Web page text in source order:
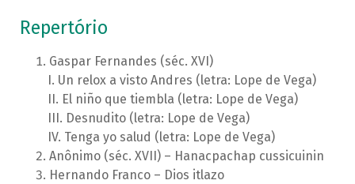
Repertório
Gaspar Fernandes (séc. XVI)
Un relox a visto Andres (letra: Lope de Vega)
El niño que tiembla (letra: Lope de Vega)
Desnudito (letra: Lope de Vega)
Tenga yo salud (letra: Lope de Vega)
Anônimo (séc. XVII) – Hanacpachap cussicuinin
Hernando Franco – Dios itlazo